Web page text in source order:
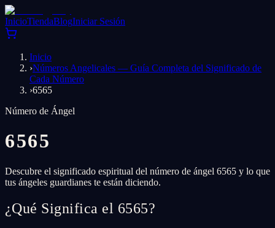
InicioTiendaBlogIniciar Sesión
Inicio
›Números Angelicales — Guía Completa del Significado de
Cada Número
›6565
Número de Ángel
6565
Descubre el significado espiritual del número de ángel 6565 y lo que
tus ángeles guardianes te están diciendo.
¿Qué Significa el 6565?